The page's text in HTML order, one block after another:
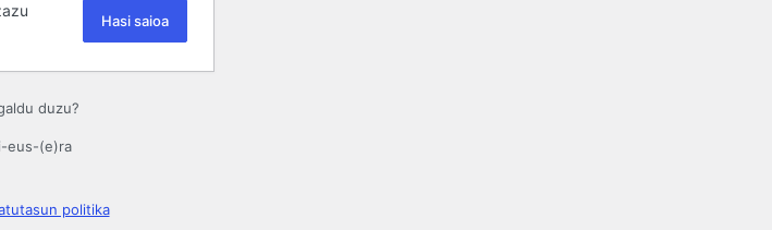
duzu?
eus-(e)ra
politika